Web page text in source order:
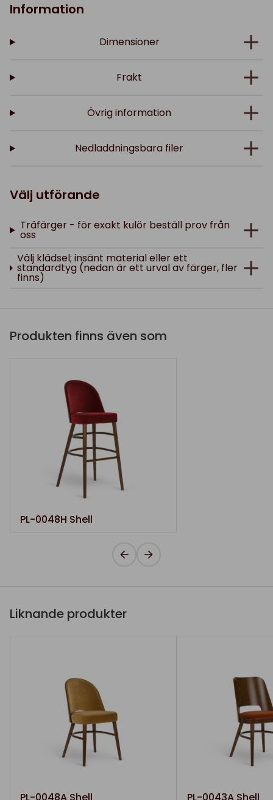
Information
Dimensioner
Frakt
Övrig information
Nedladdningsbara filer
Välj utförande
Träfärger - för exakt kulör beställ prov från
oss
Välj klädsel; insänt material eller ett
standardtyg (nedan är ett urval av färger, fler
finns)
Produkten finns även som
PL-0048H Shell
Liknande produkter